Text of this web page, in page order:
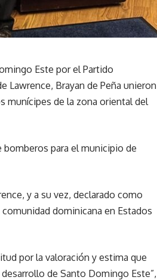
Este por el Partido
Lawrence, Brayan de Peña unieron
munícipes de la zona oriental del
para el municipio de
y a su vez, declarado como
dominicana en Estados
por la valoración y estima que
de Santo Domingo Este”,